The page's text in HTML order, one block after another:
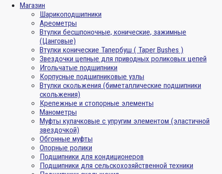
Магазин
Шарикоподшипники
Ареометры
Втулки бесшпоночные, конические, зажимные
(Цанговые)
Втулки конические Тапербуш ( Taper Bushes )
Звездочки цепные для приводных роликовых цепей
Игольчатые подшипники
Корпусные подшипниковые узлы
Втулки скольжения (биметаллические подшипники
скольжения)
Крепежные и стопорные элементы
Манометры
Муфты кулачковые с упругим элементом (эластичной
звездочкой)
Обгонные муфты
Опорные ролики
Подшипники для кондиционеров
Подшипники для сельскохозяйственной техники